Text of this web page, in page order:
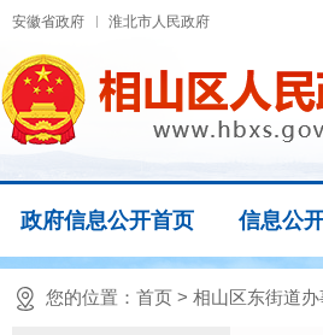
安徽省政府 淮北市人民政府
政府信息公开首页 信息公
您的位置： 首页 > 相山区东街道办